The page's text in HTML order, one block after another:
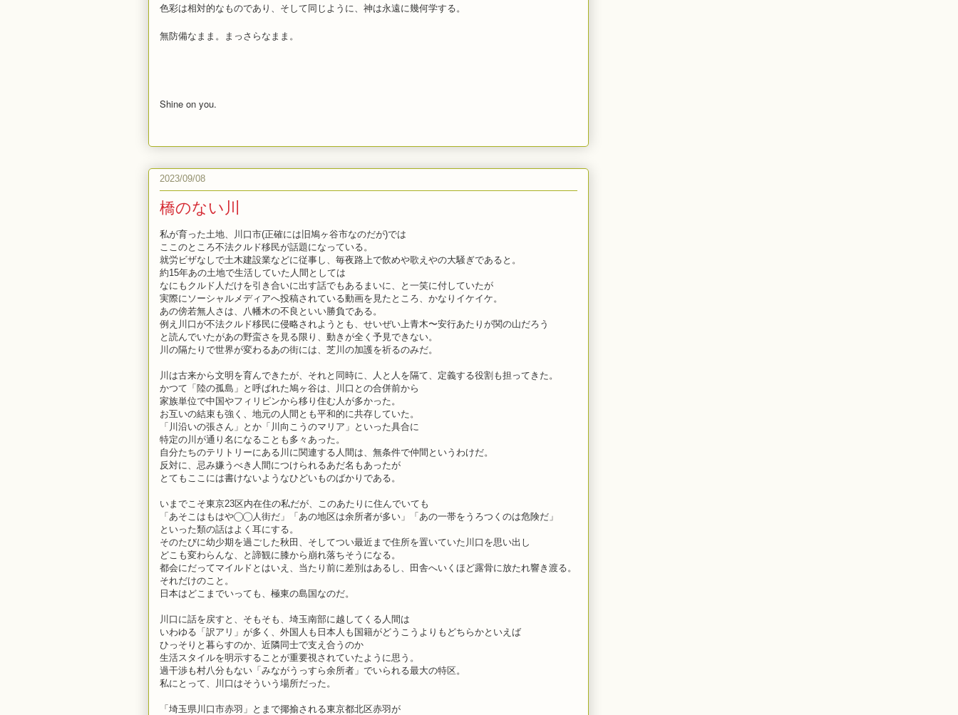
色彩は相対的なものであり、そして同じように、神は永遠に幾何学する。
無防備なまま。まっさらなまま。
Shine on you.
2023/09/08
橋のない川
私が育った土地、川口市(正確には旧鳩ヶ谷市なのだが)では
ここのところ不法クルド移民が話題になっている。
就労ビザなしで土木建設業などに従事し、毎夜路上で飲めや歌えやの大騒ぎであると。
約15年あの土地で生活していた人間としては
なにもクルド人だけを引き合いに出す話でもあるまいに、と一笑に付していたが
実際にソーシャルメディアへ投稿されている動画を見たところ、かなりイケイケ。
あの傍若無人さは、八幡木の不良といい勝負である。
例え川口が不法クルド移民に侵略されようとも、せいぜい上青木〜安行あたりが関の山だろう
と読んでいたがあの野蛮さを見る限り、動きが全く予見できない。
川の隔たりで世界が変わるあの街には、芝川の加護を祈るのみだ。
川は古来から文明を育んできたが、それと同時に、人と人を隔て、定義する役割も担ってきた。
かつて「陸の孤島」と呼ばれた鳩ヶ谷は、川口との合併前から
家族単位で中国やフィリピンから移り住む人が多かった。
お互いの結束も強く、地元の人間とも平和的に共存していた。
「川沿いの張さん」とか「川向こうのマリア」といった具合に
特定の川が通り名になることも多々あった。
自分たちのテリトリーにある川に関連する人間は、無条件で仲間というわけだ。
反対に、忌み嫌うべき人間につけられるあだ名もあったが
とてもここには書けないようなひどいものばかりである。
いまでこそ東京23区内在住の私だが、このあたりに住んでいても
「あそこはもはや◯◯人街だ」「あの地区は余所者が多い」「あの一帯をうろつくのは危険だ」
といった類の話はよく耳にする。
そのたびに幼少期を過ごした秋田、そしてつい最近まで住所を置いていた川口を思い出し
どこも変わらんな、と諦観に膝から崩れ落ちそうになる。
都会にだってマイルドとはいえ、当たり前に差別はあるし、田舎へいくほど露骨に放たれ響き渡る。
それだけのこと。
日本はどこまでいっても、極東の島国なのだ。
川口に話を戻すと、そもそも、埼玉南部に越してくる人間は
いわゆる「訳アリ」が多く、外国人も日本人も国籍がどうこうよりもどちらかといえば
ひっそりと暮らすのか、近隣同士で支え合うのか
生活スタイルを明示することが重要視されていたように思う。
過干渉も村八分もない「みながうっすら余所者」でいられる最大の特区。
私にとって、川口はそういう場所だった。
「埼玉県川口市赤羽」とまで揶揄される東京都北区赤羽が